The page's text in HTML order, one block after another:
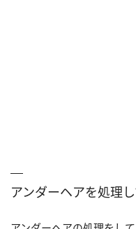
アンダーヘアを処理